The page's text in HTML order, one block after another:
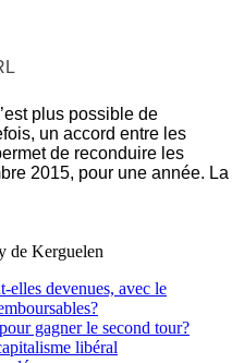
plus possible de
un accord entre les
de reconduire les
2015, pour une année. La
de Kerguelen
elles devenues, avec le
gagner le second tour?
libéral